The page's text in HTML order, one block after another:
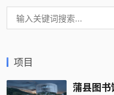
项目
蒲县图书